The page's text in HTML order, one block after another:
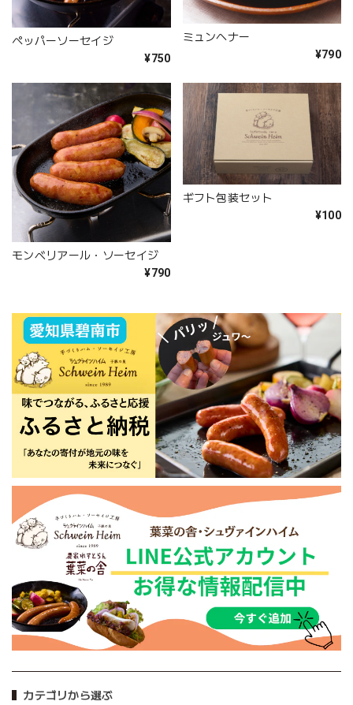
カテゴリから選ぶ
ペッパーソーセイジ
¥750
ミュンヘナー
¥790
モンベリアール・ソーセイジ
¥790
ギフト包装セット
¥100